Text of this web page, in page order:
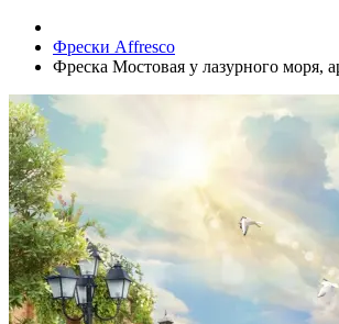
Фрески Affresco
Фреска Мостовая у лазурного моря,